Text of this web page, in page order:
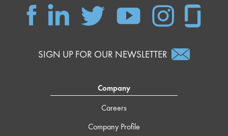
SIGN UP FOR OUR NEWSLETTER
Company
Careers
Company Profile